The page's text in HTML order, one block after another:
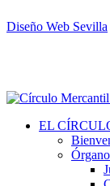
Diseño Web Sevilla
EL